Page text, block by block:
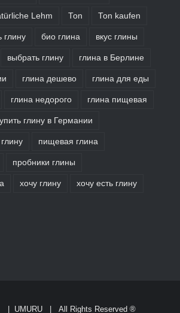
Lehm Ton Ton kaufen
глину био глина вкус глины
выбрать глину глина в Берлине
глина дешево глина для еды
глина недорого глина пищевая
глину в Германии
пищевая глина
пробники глины
хочу глину хочу есть глину
| UMURU| All Rights Reserved ®